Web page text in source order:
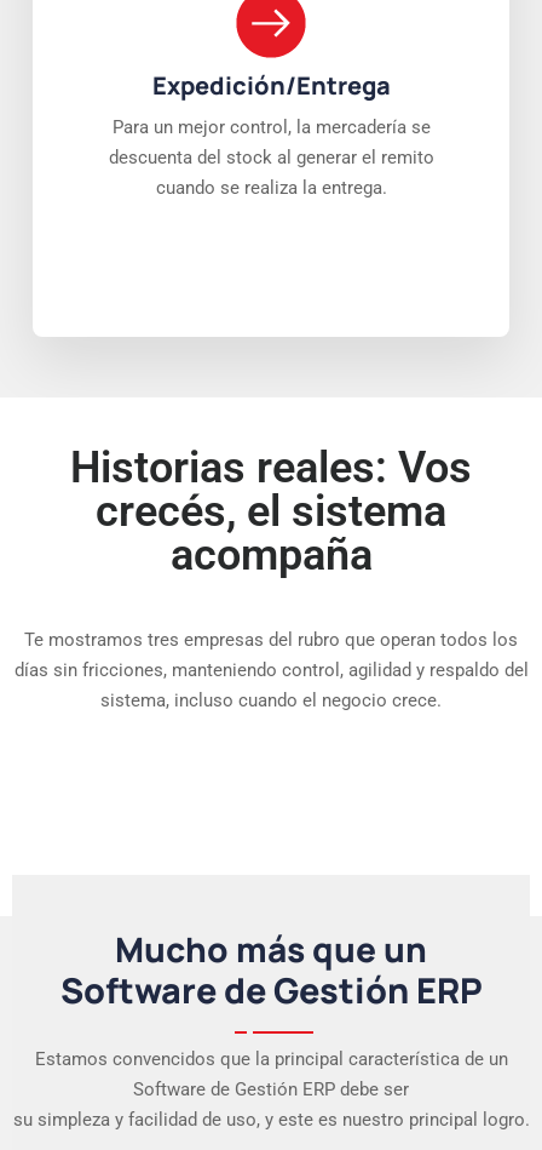
Expedición/Entrega
Para un mejor control, la mercadería se
descuenta del stock al generar el remito
cuando se realiza la entrega.
Historias reales: Vos
crecés, el sistema
acompaña
Te mostramos tres empresas del rubro que operan todos los
días sin fricciones, manteniendo control, agilidad y respaldo del
sistema, incluso cuando el negocio crece.
Mucho más que un
Software de Gestión ERP
Estamos convencidos que la principal característica de un
Software de Gestión ERP debe ser
su simpleza y facilidad de uso, y este es nuestro principal logro.